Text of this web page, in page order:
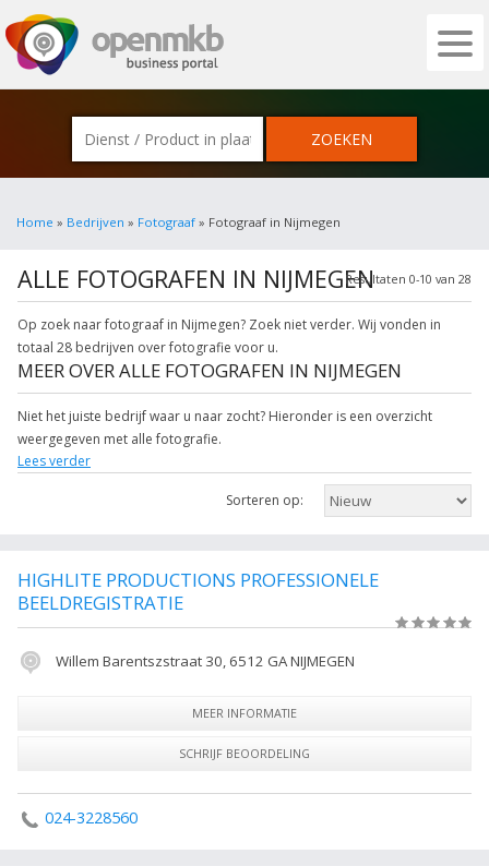
OPENMKB - DE ZAKELIJKE PORTAL
Home » Bedrijven » Fotograaf » Fotograaf in Nijmegen
Resultaten 0-10 van 28
ALLE FOTOGRAFEN IN NIJMEGEN
Op zoek naar fotograaf in Nijmegen? Zoek niet verder. Wij vonden in
totaal 28 bedrijven over fotografie voor u.
MEER OVER ALLE FOTOGRAFEN IN NIJMEGEN
Niet het juiste bedrijf waar u naar zocht? Hieronder is een overzicht
weergegeven met alle fotografie.
Wilt u meer weten over professionele fotografie in uw plaats? Klik op het
item om meer over de onderneming te weten te komen of hoe u contact
De volgende trefwoorden vallen ook onder deze bedrijven rubriek:
fotograaf, fotografie, professionele fotografie, bruidsreportage,
Alle Fotografen in Nijmegen.
Lees verder
Sorteren op:
HIGHLITE PRODUCTIONS PROFESSIONELE
BEELDREGISTRATIE
Willem Barentszstraat 30, 6512 GA NIJMEGEN
MEER INFORMATIE
SCHRIJF BEOORDELING
024-3228560